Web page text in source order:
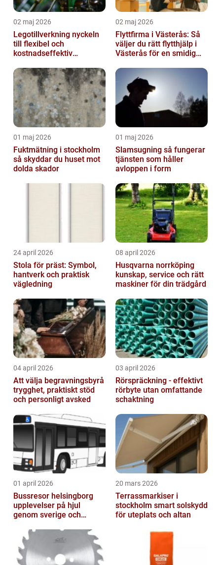
02 maj 2026
Legotillverkning nyckeln
till flexibel och
kostnadseffektiv
02 maj 2026
Flyttfirma i Västerås: Så
väljer du rätt flytthjälp i
Västerås för en smidig
01 maj 2026
Fuktmätning i stockholm
så skyddar du huset mot
dolda skador
01 maj 2026
Slamsugning så fungerar
tjänsten som håller
avloppen i form
24 april 2026
Stola för präst: Symbol,
hantverk och praktisk
vägledning
08 april 2026
Husqvarna norrköping
kunskap, service och rätt
maskiner för din trädgård
04 april 2026
Att välja begravningsbyrå
trygghet, praktiskt stöd
och personligt avsked
03 april 2026
Rörspräckning - effektivt
rörbyte utan omfattande
schaktning
01 april 2026
Bussresor helsingborg
upplevelser på hjul
genom sverige och
20 mars 2026
Terrassmarkiser i
stockholm smart solskydd
för uteplats och altan